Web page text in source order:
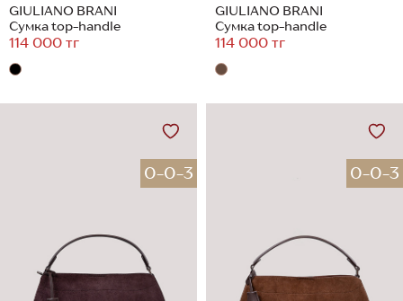
GIULIANO BRANI
Сумка top-handle
114 000 тг
GIULIANO BRANI
Сумка top-handle
114 000 тг
0-0-3 0-0-3